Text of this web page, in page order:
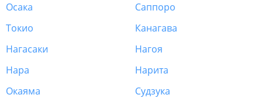
Осака
Саппоро
Токио
Канагава
Нагасаки
Нагоя
Нара
Нарита
Окаяма
Судзука